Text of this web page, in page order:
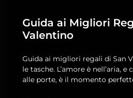
Guida ai Migliori
Valentino
Guida ai migliori regali di San
le tasche. L’amore è nell’aria, e
alle porte, è il momento